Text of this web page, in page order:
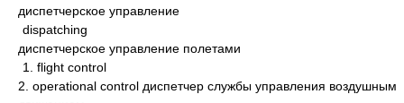
диспетчерское управление
dispatching
диспетчерское управление полетами
1. flight control
2. operational control диспетчер службы управления воздушным